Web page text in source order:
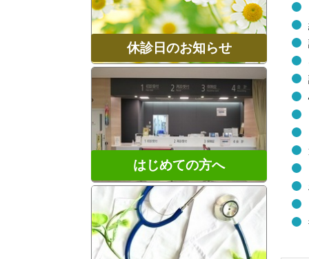
休診日のお知らせ
はじめての方へ